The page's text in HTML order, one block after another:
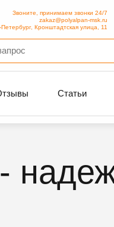
Звоните, принимаем звонки 24/7
zakaz@polyalpan-msk.ru
Петербург, Кронштадтская улица, 11
Статьи